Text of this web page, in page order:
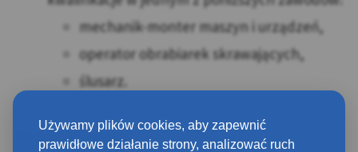
Używamy plików cookies, aby zapewnić
prawidłowe działanie strony, analizować ruch
mechanik-monter maszyn i urządzeń,
operator obrabiarek skrawających,
ślusarz.
Co potrzebujesz?